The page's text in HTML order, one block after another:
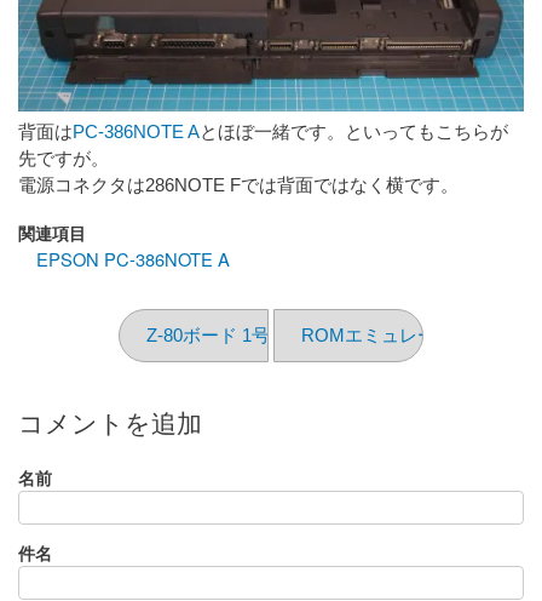
背面はPC-386NOTE Aとほぼ一緒です。といってもこちらが
先ですが。
電源コネクタは286NOTE Fでは背面ではなく横です。
関連項目
EPSON PC-386NOTE A
Z-80ボード 1号機 （の形見）ROMエミュレータ
コメントを追加
名前
件名